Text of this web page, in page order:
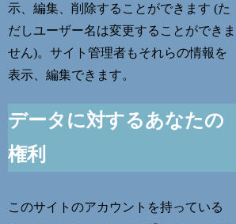
示、編集、削除することができます (た
だしユーザー名は変更することができま
せん)。サイト管理者もそれらの情報を
表示、編集できます。
データに対するあなたの
権利
このサイトのアカウントを持っている